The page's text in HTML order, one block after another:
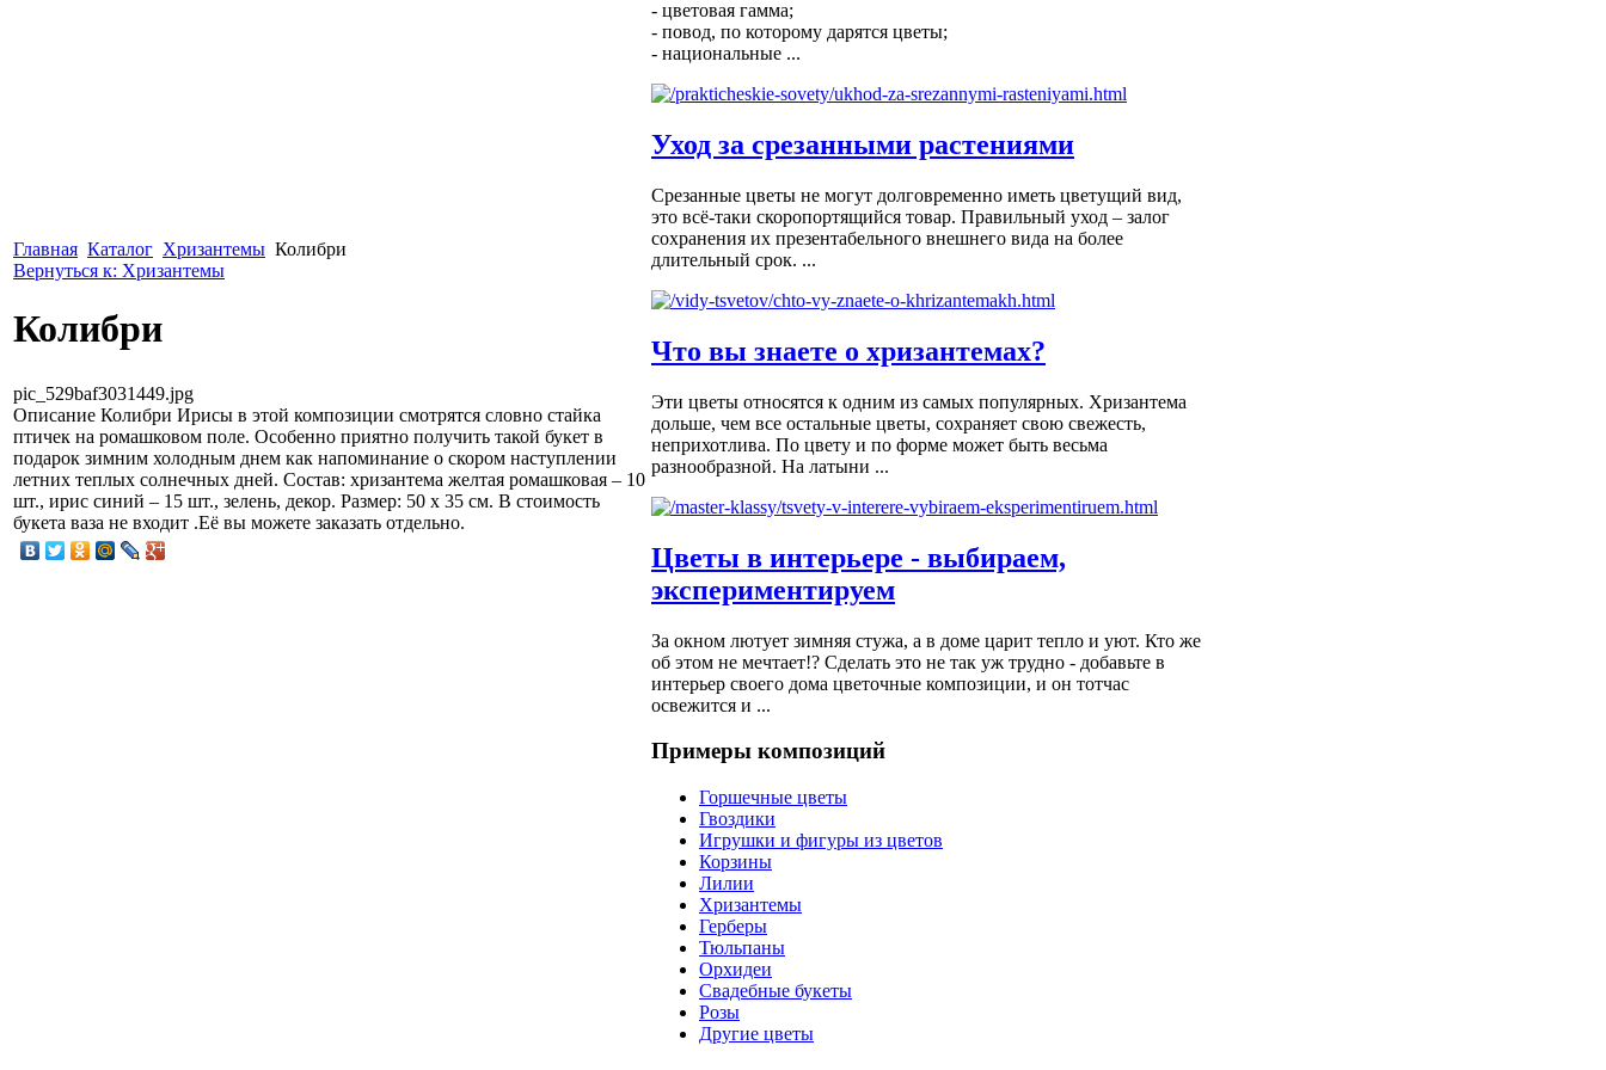
Главная Каталог Хризантемы Колибри
Вернуться к: Хризантемы
Колибри
pic_529baf3031449.jpg
Описание Колибри Ирисы в этой композиции смотрятся словно стайка
птичек на ромашковом поле. Особенно приятно получить такой букет в
подарок зимним холодным днем как напоминание о скором наступлении
летних теплых солнечных дней. Состав: хризантема желтая ромашковая – 10
шт., ирис синий – 15 шт., зелень, декор. Размер: 50 х 35 см. В стоимость
букета ваза не входит .Её вы можете заказать отдельно.
- цветовая гамма;
- повод, по которому дарятся цветы;
- национальные ...
Уход за срезанными растениями
Срезанные цветы не могут долговременно иметь цветущий вид,
это всё-таки скоропортящийся товар. Правильный уход – залог
сохранения их презентабельного внешнего вида на более
длительный срок. ...
Что вы знаете о хризантемах?
Эти цветы относятся к одним из самых популярных. Хризантема
дольше, чем все остальные цветы, сохраняет свою свежесть,
неприхотлива. По цвету и по форме может быть весьма
разнообразной. На латыни ...
Цветы в интерьере - выбираем,
экспериментируем
За окном лютует зимняя стужа, а в доме царит тепло и уют. Кто же
об этом не мечтает!? Сделать это не так уж трудно - добавьте в
интерьер своего дома цветочные композиции, и он тотчас
освежится и ...
Примеры композиций
Горшечные цветы
Гвоздики
Игрушки и фигуры из цветов
Корзины
Лилии
Хризантемы
Герберы
Тюльпаны
Орхидеи
Свадебные букеты
Розы
Другие цветы